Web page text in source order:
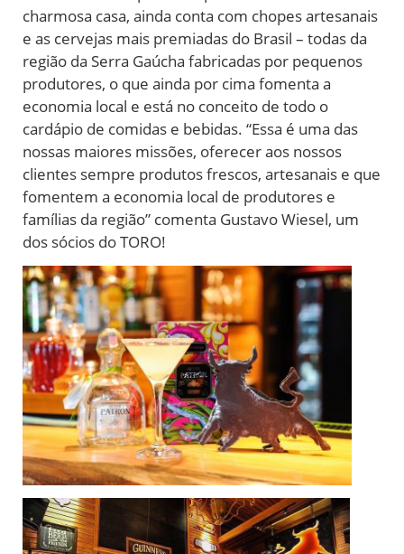
charmosa casa, ainda conta com chopes artesanais
e as cervejas mais premiadas do Brasil – todas da
região da Serra Gaúcha fabricadas por pequenos
produtores, o que ainda por cima fomenta a
economia local e está no conceito de todo o
cardápio de comidas e bebidas. “Essa é uma das
nossas maiores missões, oferecer aos nossos
clientes sempre produtos frescos, artesanais e que
fomentem a economia local de produtores e
famílias da região” comenta Gustavo Wiesel, um
dos sócios do TORO!